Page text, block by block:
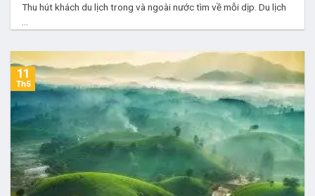
Thu hút khách du lịch trong và ngoài nước tìm về mỗi dịp. Du lịch
11
Th5